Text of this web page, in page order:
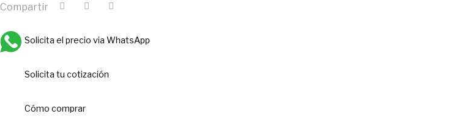
Compartir
Solicita el precio via WhatsApp
Solicita tu cotización
Cómo comprar